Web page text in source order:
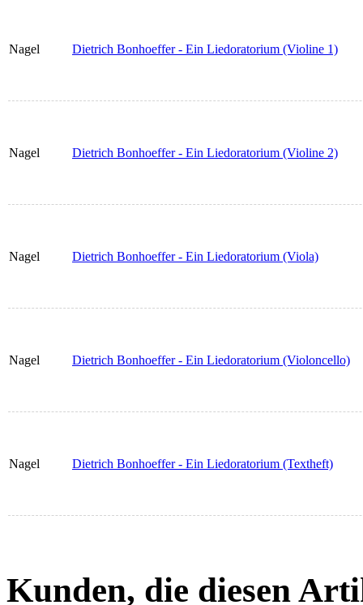
Nagel Dietrich Bonhoeffer - Ein Liedoratorium (Violine 1)
Nagel Dietrich Bonhoeffer - Ein Liedoratorium (Violine 2)
Nagel Dietrich Bonhoeffer - Ein Liedoratorium (Viola)
Nagel Dietrich Bonhoeffer - Ein Liedoratorium (Violoncello)
Nagel Dietrich Bonhoeffer - Ein Liedoratorium (Textheft)
Kunden, die diesen